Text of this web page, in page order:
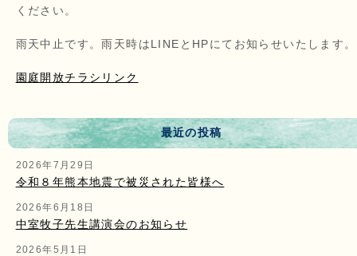
ください。
雨天中止です。雨天時はLINEとHPにてお知らせいたします。
園庭開放チラシリンク
最近の投稿
令和８年熊本地震で被災された皆様へ
2026年7月29日
中室牧子先生講演会のお知らせ
2026年6月18日
2026年5月1日